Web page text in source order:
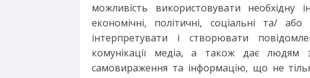
можливість використовувати необхідну
економічні, політичні, соціальні та/
інтерпретувати і створювати
комунікації медіа, а також дає людям
самовираження та інформацію, що не